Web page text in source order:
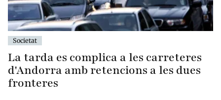
Societat
La tarda es complica a les carreteres
d'Andorra amb retencions a les dues
fronteres